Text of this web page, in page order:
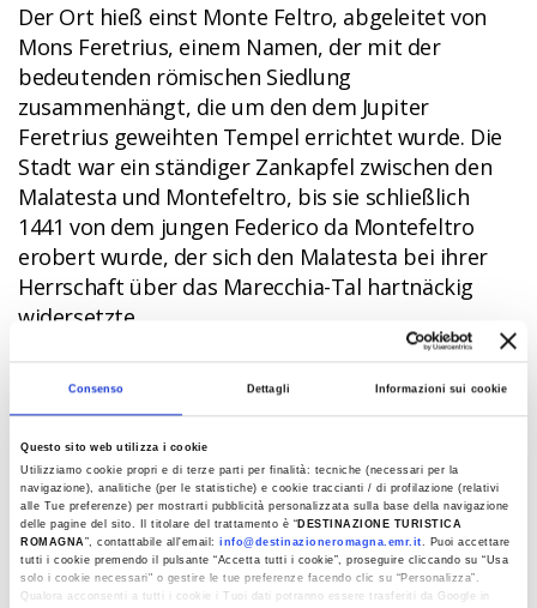
Consenso Dettagli Informazioni sui cookie
Questo sito web utilizza i cookie
Utilizziamo cookie propri e di terze parti per finalità: tecniche (necessari per la
navigazione), analitiche (per le statistiche) e cookie traccianti / di profilazione (relativi
alle Tue preferenze) per mostrarti pubblicità personalizzata sulla base della navigazione
delle pagine del sito. Il titolare del trattamento è “ DESTINAZIONE TURISTICA
ROMAGNA”, contattabile all'email:info@destinazioneromagna.emr.it. Puoi accettare
tutti i cookie premendo il pulsante “Accetta tutti i cookie”, proseguire cliccando su “Usa
solo i cookie necessari" o gestire le tue preferenze facendo clic su “Personalizza”.
Qualora acconsenti a tutti i cookie i Tuoi dati potranno essere trasferiti da Google in
Der Ort hieß einst Monte Feltro, abgeleitet von
Mons Feretrius, einem Namen, der mit der
bedeutenden römischen Siedlung
zusammenhängt, die um den dem Jupiter
Feretrius geweihten Tempel errichtet wurde. Die
Stadt war ein ständiger Zankapfel zwischen den
Malatesta und Montefeltro, bis sie schließlich
1441 von dem jungen Federico da Montefeltro
erobert wurde, der sich den Malatesta bei ihrer
Herrschaft über das Marecchia-Tal hartnäckig
widersetzte.
Viele berühmte Persönlichkeiten waren in San Leo
zu Gast, wie Dante Alighieri und der heilige Franz
von Assisi, der hier den Monte della Verna als
Geschenk erhielt. Im Jahr 1631 dem Kirchenstaat
übergeben, wurde die Festung von San Leo zu
einem Hochsicherheitsgefängnis, in dem unter
anderem der Alchemist und Hochstapler Graf
Cagliostro (1795) und der italienische Revolutionär